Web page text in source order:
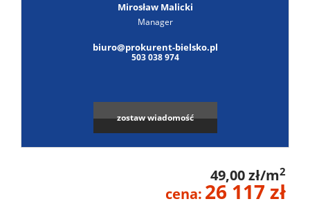
Mirosław Malicki
Manager
biuro@prokurent-bielsko.pl
503 038 974
zostaw wiadomość
49,00 zł/m2
cena: 26 117 zł